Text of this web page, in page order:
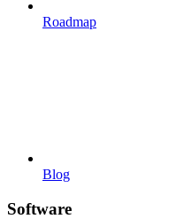
Roadmap
Blog
Software